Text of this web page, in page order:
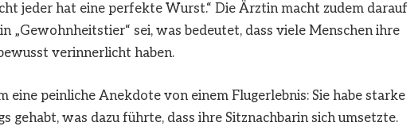
jeder hat eine perfekte Wurst.“ Die Ärztin macht zudem darauf
„Gewohnheitstier“ sei, was bedeutet, dass viele Menschen ihre
verinnerlicht haben.
eine peinliche Anekdote von einem Flugerlebnis: Sie habe starke
gehabt, was dazu führte, dass ihre Sitznachbarin sich umsetzte.